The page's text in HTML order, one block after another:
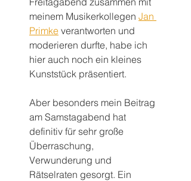
meinem Musikerkollegen Jan
Primke verantworten und
moderieren durfte, habe ich
hier auch noch ein kleines
Kunststück präsentiert.
Aber besonders mein Beitrag
am Samstagabend hat
definitiv für sehr große
Überraschung,
Verwunderung und
Rätselraten gesorgt. Ein